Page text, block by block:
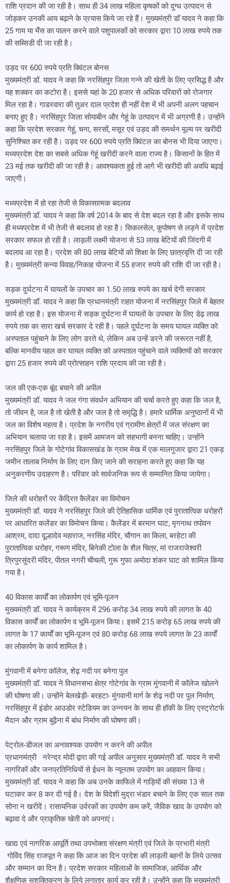
राशि प्रदान की जा रही है। साथ ही 34 लाख महिला कृषकों को दुग्ध उत्पादन से
जोड़कर उनकी आय बढ़ाने के प्रयास किये जा रहे हैं। मुख्यमंत्री डॉ यादव ने कहा कि
25 गाय या भैंस का पालन करने वाले पशुपालकों को सरकार द्वारा 10 लाख रुपये तक
की सब्सिडी दी जा रही है।
उड़द पर 600 रुपये प्रति क्विंटल बोनस
मुख्यमंत्री डॉ. यादव ने कहा कि नरसिंहपुर जिला गन्ने की खेती के लिए प्रसिद्ध है और
यह शक्कर का कटोरा है। इससे यहां के 20 हजार से अधिक परिवारों को रोजगार
मिल रहा है। गाडरवारा की तुअर दाल प्रदेश ही नहीं देश में भी अपनी अलग पहचान
बनाए हुए है। नरसिंहपुर जिला सोयाबीन और गेहूं के उत्पादन में भी अग्रणी है। उन्होंने
कहा कि प्रदेश सरकार गेहूं, चना, सरसों, मसूर एवं उड़द की समर्थन मूल्य पर खरीदी
सुनिश्चित कर रही है। उड़द पर 600 रुपये प्रति क्विंटल का बोनस भी दिया जाएगा।
मध्यप्रदेश देश का सबसे अधिक गेहूं खरीदी करने वाला राज्य है। किसानों के हित में
23 मई तक खरीदी की जा रही है। आवश्यकता हुई तो आगे भी खरीदी की अवधि बढ़ाई
जाएगी।
मध्यप्रदेश में हो रहा तेजी से विकासात्मक बदलाव
मुख्यमंत्री डॉ. यादव ने कहा कि वर्ष 2014 के बाद से देश बदल रहा है और इसके साथ
ही मध्यप्रदेश में भी तेजी से बदलाव हो रहा है। सिकलसेल, कुपोषण से लड़ने में प्रदेश
सरकार सफल हो रही है। लाड़ली लक्ष्मी योजना से 53 लाख बेटियों की जिंदगी में
बदलाव आ रहा है। प्रदेश की 80 लाख बेटियों को शिक्षा के लिए छात्रवृत्ति दी जा रही
है। मुख्यमंत्री कन्या विवाह/निकाह योजना में 55 हजार रुपये की राशि दी जा रही है।
सड़क दुर्घटना में घायलों के उपचार का 1.50 लाख रुपये का खर्च देगी सरकार
मुख्यमंत्री डॉ. यादव ने कहा कि प्रधानमंत्री राहत योजना में नरसिंहपुर जिले में बेहतर
कार्य हो रहा है। इस योजना में सड़क दुर्घटना में घायलों के उपचार के लिए डेढ़ लाख
रुपये तक का सारा खर्च सरकार दे रही है। पहले दुर्घटना के समय घायल व्यक्ति को
अस्पताल पहुंचाने के लिए लोग डरते थे, लेकिन अब उन्हें डरने की जरूरत नहीं है,
बल्कि मानवीय पहल कर घायल व्यक्ति को अस्पताल पहुंचाने वाले व्यक्तियों को सरकार
द्वारा 25 हजार रुपये की प्रोत्साहन राशि प्रदाय की जा रही है।
जल की एक-एक बूंद बचाने की अपील
मुख्यमंत्री डॉ. यादव ने जल गंगा संवर्धन अभियान की चर्चा करते हुए कहा कि जल है,
तो जीवन है, जल है तो खेती है और जल है तो समृद्धि है। हमारे धार्मिक अनुष्ठानों में भी
जल का विशेष महत्व है। प्रदेश के नगरीय एवं ग्रामीण क्षेत्रों में जल संरक्षण का
अभियान चलाया जा रहा है। इसमें आमजन को सहभागी बनना चाहिए। उन्होंने
नरसिंहपुर जिले के गोटेगांव विकासखंड के ग्राम मेख में एक मालगुजार द्वारा 21 एकड़
जमीन तालाब निर्माण के लिए दान किए जाने की सराहना करते हुए कहा कि यह
अनुकरणीय उदाहरण है। परिवार को सार्वजनिक रूप से सम्मानित किया जायेगा।
जिले की धरोहरों पर केंद्रित कैलेंडर का विमोचन
मुख्यमंत्री डॉ. यादव ने नरसिंहपुर जिले की ऐतिहासिक धार्मिक एवं पुरातात्विक धरोहरों
पर आधारित कलेंडर का विमोचन किया। कैलेंडर में बरमान घाट, मृगनाथ तपोवन
आश्रम, दादा दूल्हादेव महाराज, नरसिंह मंदिर, चौगान का किला, बरहेटा की
पुरातात्विक धरोहर, गरूण मंदिर, बिनेकी टोला के शैल चित्र, मां राजराजेश्वरी
त्रिपुरसुंदरी मंदिर, पीतल नगरी चीचली, गुरू गुफा अमोदा शंकर घाट को शामिल किया
गया है।
40 विकास कार्यों का लोकार्पण एवं भूमि-पूजन
मुख्यमंत्री डॉ. यादव ने कार्यक्रम में 296 करोड़ 34 लाख रुपये की लागत के 40
विकास कार्यों का लोकार्पण व भूमि-पूजन किया। इसमें 215 करोड़ 65 लाख रुपये की
लागत के 17 कार्यों का भूमि-पूजन एवं 80 करोड़ 68 लाख रुपये लागत के 23 कार्यों
का लोकार्पण के कार्य शामिल है।
मुंगवानी में बनेगा कॉलेज, शेढ़ नदी पर बनेगा पुल
मुख्यमंत्री डॉ. यादव ने विधानसभा क्षेत्र गोटेगांव के ग्राम मुंगवानी में कॉलेज खोलने
की घोषणा की। उन्होंने बेलखेड़ी- बरहटा- मुंगवानी मार्ग के शेढ़ नदी पर पुल निर्माण,
नरसिंहपुर में इंडोर आउडोर स्टेडियम का उन्नयन के साथ ही हॉकी के लिए एस्ट्रोटर्फ
मैदान और ग्राम बुढ़ैना में बांध निर्माण की घोषणा की।
पेट्रोल-डीजल का अनावश्यक उपयोग न करने की अपील
प्रधानमंत्री नरेन्द्र मोदी द्वारा की गई अपील अनुसार मुख्यमंत्री डॉ. यादव ने सभी
नागरिकों और जनप्रतिनिधियों से ईधन के न्यूनतम उपयोग का आहवान किया।
मुख्यमंत्री डॉ. यादव ने कहा कि अब उनके काफिले में गाड़ियों की संख्या 13 से
घटाकर कर 8 कर दी गई है। देश के विदेशी मुद्रा भंडार बचाने के लिए एक साल तक
सोना न खरीदें। रासायनिक उर्वरकों का उपयोग कम करें, जैविक खाद के उपयोग को
बढ़ावा दे और प्राकृतिक खेती को अपनाएं।
खाद्य एवं नागरिक आपूर्ति तथा उपभोक्ता संरक्षण मंत्री एवं जिले के प्रभारी मंत्री
गोविंद सिंह राजपूत ने कहा कि आज का दिन प्रदेश की लाड़ली बहनों के लिये उत्सव
और सम्मान का दिन है। प्रदेश सरकार महिलाओं के सामाजिक, आर्थिक और
शैक्षणिक सशक्तिकरण के लिये लगातार कार्य कर रही है। उन्होंने कहा कि मुख्यमंत्री